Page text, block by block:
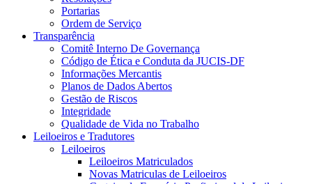
Portarias
Ordem de Serviço
Transparência
Comitê Interno De Governança
Código de Ética e Conduta da JUCIS-DF
Informações Mercantis
Planos de Dados Abertos
Gestão de Riscos
Integridade
Qualidade de Vida no Trabalho
Leiloeiros e Tradutores
Leiloeiros
Leiloeiros Matriculados
Novas Matriculas de Leiloeiros